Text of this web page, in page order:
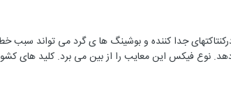
جدا کننده و بوشینگ ها ی گرد می تواند
نوع فیکس این معایب را از بین می برد. کلید های